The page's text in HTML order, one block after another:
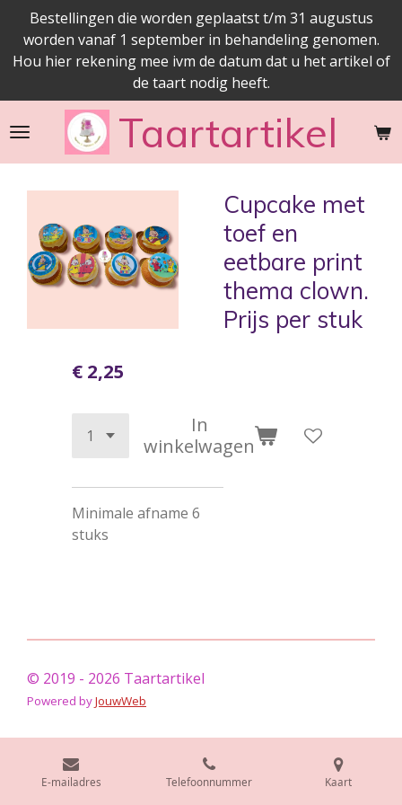
direct
naar
hoofdinhoud
Taartartikel
Bestellingen die worden geplaatst t/m 31 augustus
worden vanaf 1 september in behandeling genomen.
Hou hier rekening mee ivm de datum dat u het artikel of
de taart nodig heeft.
Cupcake met
toef en
eetbare print
thema clown.
Prijs per stuk
€ 2,25
In
winkelwagen
Minimale afname 6
stuks
© 2019 - 2026 Taartartikel
Powered byJouwWeb
E-mailadres Telefoonnummer Kaart